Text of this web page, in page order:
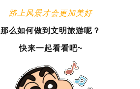
路上风景才会更加美好
那么如何做到文明旅游呢？
快来一起看看吧~